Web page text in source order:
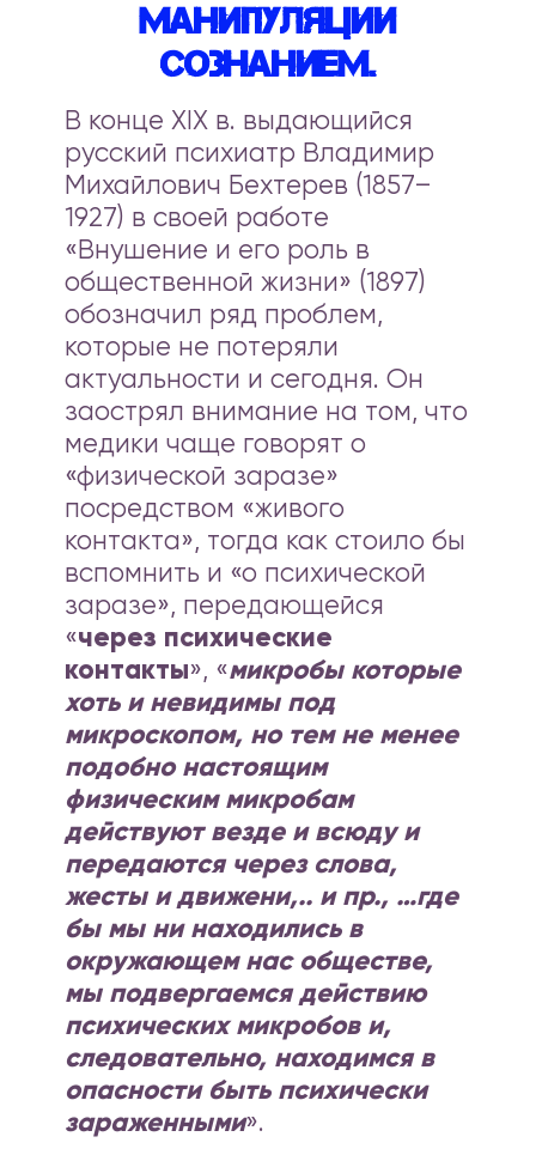
манипуляции
сознанием.
В конце XIX в. выдающийся
русский психиатр Владимир
Михайлович Бехтерев (1857–
1927) в своей работе
«Внушение и его роль в
общественной жизни» (1897)
обозначил ряд проблем,
которые не потеряли
актуальности и сегодня. Он
заострял внимание на том, что
медики чаще говорят о
«физической заразе»
посредством «живого
контакта», тогда как стоило бы
вспомнить и «о психической
заразе», передающейся
«через психические
контакты», «микробы которые
хоть и невидимы под
микроскопом, но тем не менее
подобно настоящим
физическим микробам
действуют везде и всюду и
передаются через слова,
жесты и движени,.. и пр., …где
бы мы ни находились в
окружающем нас обществе,
мы подвергаемся действию
психических микробов и,
следовательно, находимся в
опасности быть психически
зараженными».